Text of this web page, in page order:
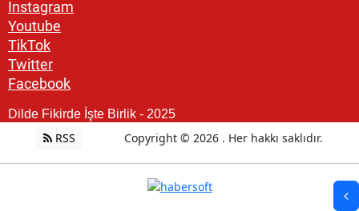
Instagram
Youtube
TikTok
Twitter
Facebook
Dilde Fikirde İşte Birlik - 2025
RSS Copyright © 2026 . Her hakkı saklıdır.